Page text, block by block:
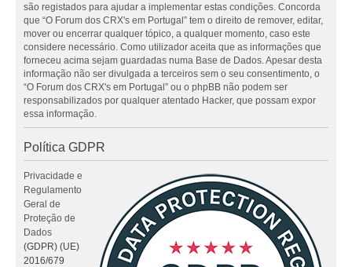
são registados para ajudar a implementar estas condições. Concorda
que “O Forum dos CRX's em Portugal” tem o direito de remover, editar,
mover ou encerrar qualquer tópico, a qualquer momento, caso este
considere necessário. Como utilizador aceita que as informações que
forneceu acima sejam guardadas numa Base de Dados. Apesar desta
informação não ser divulgada a terceiros sem o seu consentimento, o
“O Forum dos CRX's em Portugal” ou o phpBB não podem ser
responsabilizados por qualquer atentado Hacker, que possam expor
essa informação.
Política GDPR
Privacidade e
Regulamento
Geral de
Proteção de
Dados
(GDPR) (UE)
2016/679